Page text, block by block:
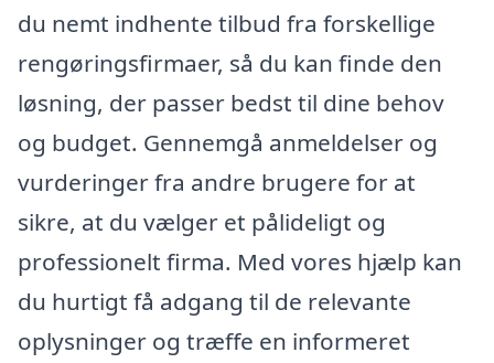
du nemt indhente tilbud fra forskellige
rengøringsfirmaer, så du kan finde den
løsning, der passer bedst til dine behov
og budget. Gennemgå anmeldelser og
vurderinger fra andre brugere for at
sikre, at du vælger et pålideligt og
professionelt firma. Med vores hjælp kan
du hurtigt få adgang til de relevante
oplysninger og træffe en informeret